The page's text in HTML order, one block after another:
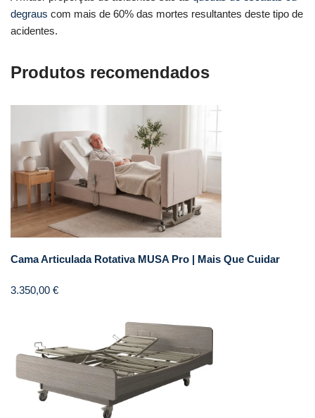
degraus com mais de 60% das mortes resultantes deste tipo de
acidentes.
Produtos recomendados
Cama Articulada Rotativa MUSA Pro | Mais Que Cuidar
3.350,00 €